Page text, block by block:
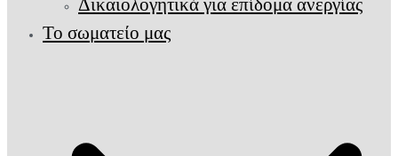
Δικαιολογητικά για επίδομα ανεργίας
Το σωματείο μας